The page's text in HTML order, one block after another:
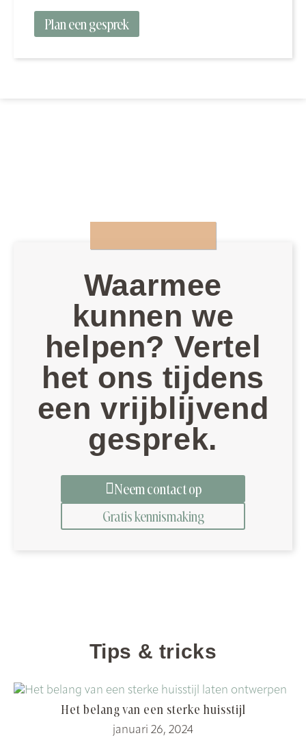
Plan een gesprek
Waarmee
kunnen we
helpen? Vertel
het ons tijdens
een vrijblijvend
gesprek.
Neem contact op
Gratis kennismaking
Tips & tricks
Het belang van een sterke huisstijl
januari 26, 2024